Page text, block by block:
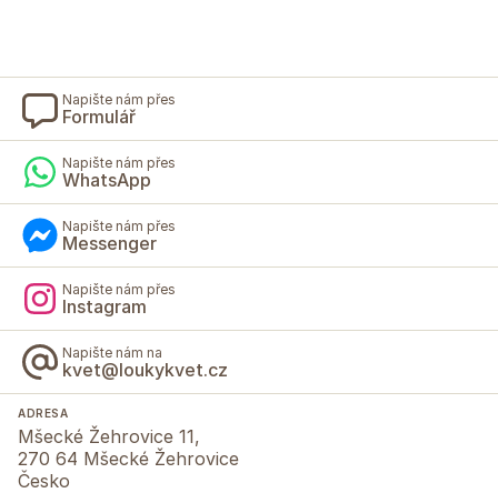
Napište nám přes
Formulář
Napište nám přes
WhatsApp
Napište nám přes
Messenger
Napište nám přes
Instagram
Napište nám na
kvet@loukykvet.cz
ADRESA
Mšecké Žehrovice 11,
270 64 Mšecké Žehrovice
Česko